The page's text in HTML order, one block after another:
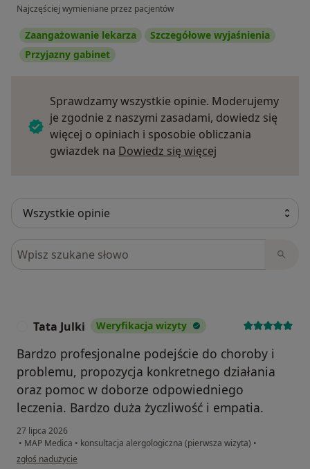
Najczęściej wymieniane przez pacjentów
Zaangażowanie lekarza
Szczegółowe wyjaśnienia
Przyjazny gabinet
Sprawdzamy wszystkie opinie. Moderujemy
je zgodnie z naszymi zasadami, dowiedz się
więcej o opiniach i sposobie obliczania
gwiazdek na Dowiedz się więcej
Szukaj w opiniach
Tata Julki Weryfikacja wizyty
Bardzo profesjonalne podejście do choroby i
problemu, propozycja konkretnego działania
oraz pomoc w doborze odpowiedniego
leczenia. Bardzo duża życzliwość i empatia.
27 lipca 2026
• MAP Medica • konsultacja alergologiczna (pierwsza wizyta) •
w opinii użytkownika Tata Julki
zgłoś nadużycie